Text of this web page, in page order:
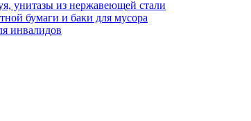
унитазы из нержавеющей стали
бумаги и баки для мусора
инвалидов